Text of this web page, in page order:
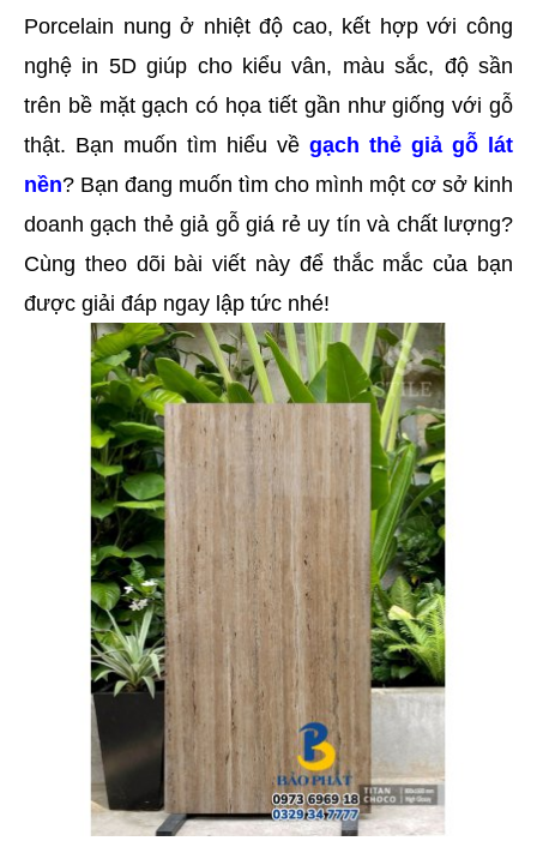
Porcelain nung ở nhiệt độ cao, kết hợp với công
nghệ in 5D giúp cho kiểu vân, màu sắc, độ sần
trên bề mặt gạch có họa tiết gần như giống với gỗ
thật. Bạn muốn tìm hiểu về gạch thẻ giả gỗ lát
nền? Bạn đang muốn tìm cho mình một cơ sở kinh
doanh gạch thẻ giả gỗ giá rẻ uy tín và chất lượng?
Cùng theo dõi bài viết này để thắc mắc của bạn
được giải đáp ngay lập tức nhé!